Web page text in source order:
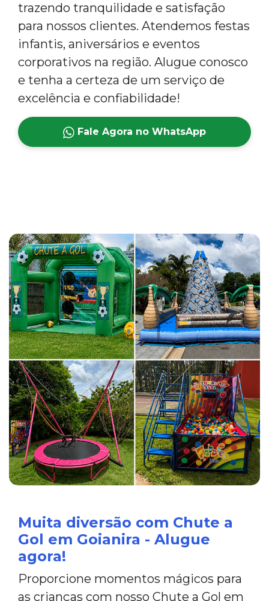
trazendo tranquilidade e satisfação
para nossos clientes. Atendemos festas
infantis, aniversários e eventos
corporativos na região. Alugue conosco
e tenha a certeza de um serviço de
excelência e confiabilidade!
Fale Agora no WhatsApp
Muita diversão com Chute a
Gol em Goianira - Alugue
agora!
Proporcione momentos mágicos para
as crianças com nosso Chute a Gol em